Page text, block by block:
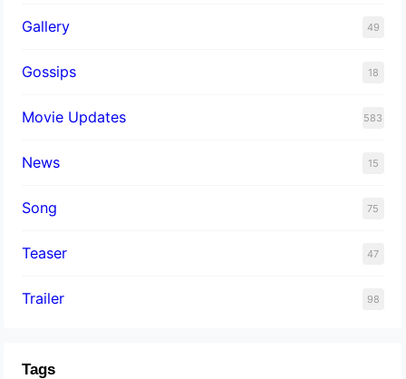
Gallery 49
Gossips 18
Movie Updates 583
News 15
Song 75
Teaser 47
Trailer 98
Tags